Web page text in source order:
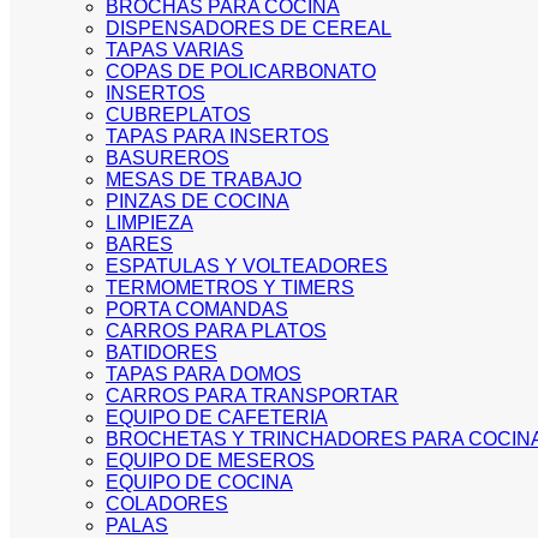
BROCHAS PARA COCINA
DISPENSADORES DE CEREAL
TAPAS VARIAS
COPAS DE POLICARBONATO
INSERTOS
CUBREPLATOS
TAPAS PARA INSERTOS
BASUREROS
MESAS DE TRABAJO
PINZAS DE COCINA
LIMPIEZA
BARES
ESPATULAS Y VOLTEADORES
TERMOMETROS Y TIMERS
PORTA COMANDAS
CARROS PARA PLATOS
BATIDORES
TAPAS PARA DOMOS
CARROS PARA TRANSPORTAR
EQUIPO DE CAFETERIA
BROCHETAS Y TRINCHADORES PARA
EQUIPO DE MESEROS
EQUIPO DE COCINA
COLADORES
PALAS